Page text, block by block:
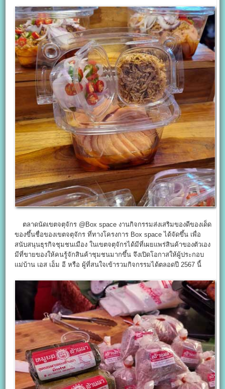
ตลาดนัดเขตจตุจักร @Box space งานกิจกรรมส่งเสริมของดีของเด็ด
ของขึ้นชื่อของเขตจตุจักร ที่ทางโครงการ Box space ได้จัดขึ้น เพื่อ
สนับสนุนธุรกิจชุมชนเมือง ในเขตจตุจักรได้มีที่เผยแพร่สินค้าของตัวเอง
มีที่ขายของให้คนรู้จักสินค้าชุมชนมากขึ้น จึงเปิดโอกาสให้ผู้ประกอบ
แม่บ้าน เอส เอ็ม อี หรือ ผู้ที่สนใจเข้ารวมกิจกรรมได้ตลอดปี 2567 นี้